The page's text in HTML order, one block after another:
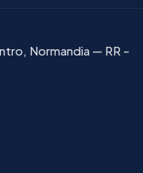
Normandia — RR -